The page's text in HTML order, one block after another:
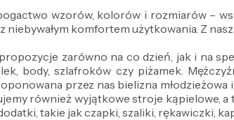
wzorów, kolorów i rozmiarów –
komfortem użytkowania. Z
zarówno na co dzień, jak i na
body, szlafroków czy piżamek.
przez nas bielizna
również wyjątkowe stroje kąpielowe,
takie jak czapki, szaliki, rękawiczki,